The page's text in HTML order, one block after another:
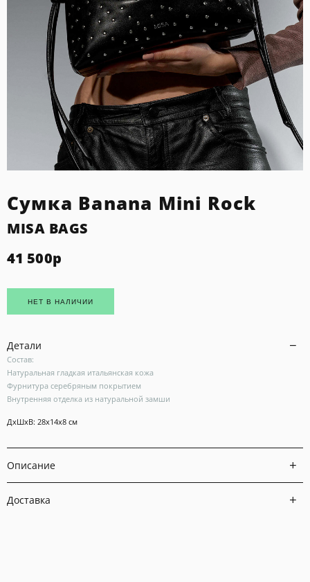
Сумка Banana Mini Rock
MISA BAGS
41 500р
НЕТ В НАЛИЧИИ
Детали
Состав:
Натуральная гладкая итальянская кожа
Фурнитура серебряным покрытием
Внутренняя отделка из натуральной замши
ДxШxВ: 28x14x8 см
Описание
Доставка